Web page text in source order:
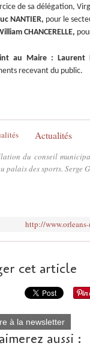
de sa délégation,
NANTIER, pour le
CHANCERELLE,
au Maire : Laurent
recevant du public.
Actualités
du conseil
palais des sports. Serge
http://
cet article
à la newsletter
aussi :